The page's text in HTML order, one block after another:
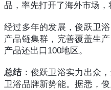
品，率先打开了海外市场，
经过多年的发展，俊跃卫
产品链集群，完善覆盖生
产品还出口100地区。
总结：俊跃卫浴实力出众
卫浴品牌新势能。据悉，